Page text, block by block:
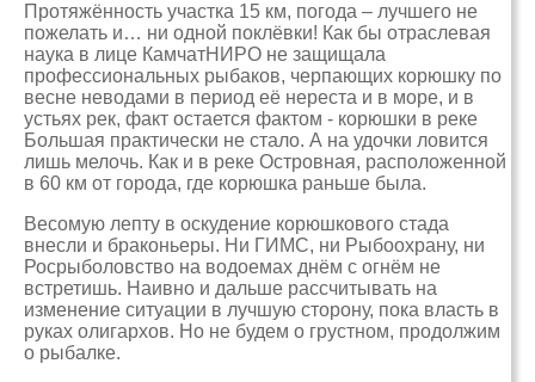
Протяжённость участка 15 км, погода – лучшего не
пожелать и… ни одной поклёвки! Как бы отраслевая
наука в лице КамчатНИРО не защищала
профессиональных рыбаков, черпающих корюшку по
весне неводами в период её нереста и в море, и в
устьях рек, факт остается фактом - корюшки в реке
Большая практически не стало. А на удочки ловится
лишь мелочь. Как и в реке Островная, расположенной
в 60 км от города, где корюшка раньше была.
Весомую лепту в оскудение корюшкового стада
внесли и браконьеры. Ни ГИМС, ни Рыбоохрану, ни
Росрыболовство на водоемах днём с огнём не
встретишь. Наивно и дальше рассчитывать на
изменение ситуации в лучшую сторону, пока власть в
руках олигархов. Но не будем о грустном, продолжим
о рыбалке.